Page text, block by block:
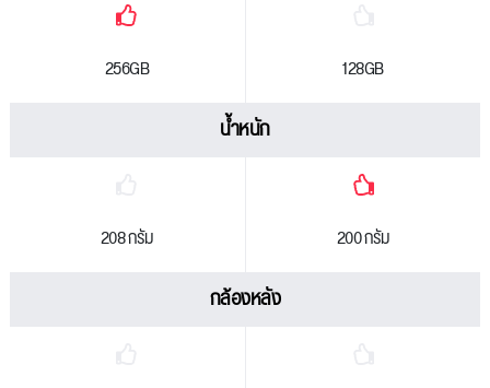
256GB 128GB
น้ำหนัก
208 กรัม 200 กรัม
กล้องหลัง